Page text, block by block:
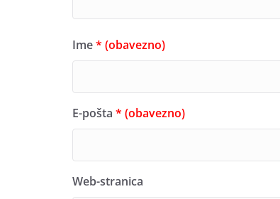
Ime* (obavezno)
E-pošta * (obavezno)
Web-stranica